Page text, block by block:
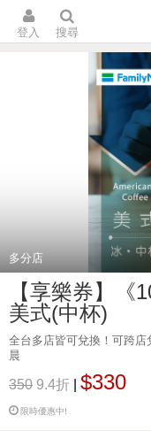
登入 搜尋
多分店
【享樂券】《
美式(中杯)
全台多店皆可兌換！可跨
晨
350 9.4折 $330
限時優惠中!